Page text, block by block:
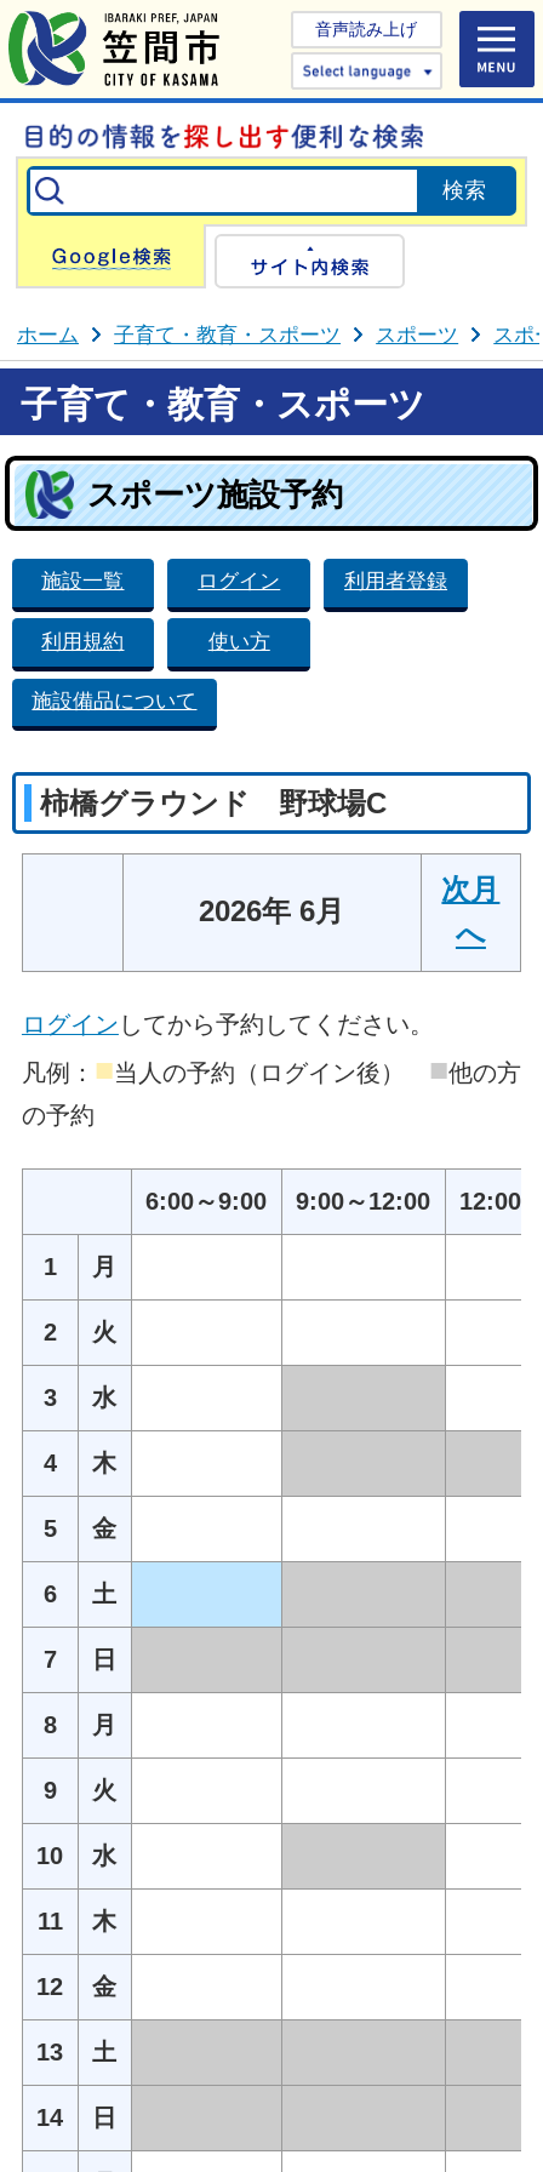
音声読み上げ
Select
Google検索
ホーム 子育て・教育・スポーツ スポーツ スポ
子育て・教育・スポーツ
スポーツ施設予約
施設一覧 ログイン 利用者登録
利用規約 使い方
施設備品について
柿橋グラウンド 野球場C
2026年 6月
次月
へ
ログイン してから予約してください。
凡例： ■当人の予約（ログイン後） ■他の方
の予約
6:00～9:00 9:00～12:00 12:00
1 月
2 火
3 水
4 木
5 金
6 土
7 日
8 月
9 火
10 水
11 木
12 金
13 土
14 日